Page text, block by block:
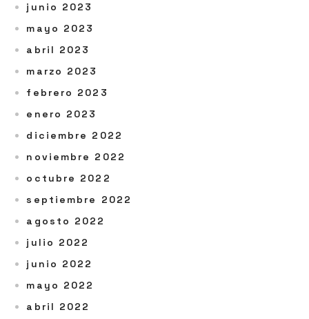
junio 2023
mayo 2023
abril 2023
marzo 2023
febrero 2023
enero 2023
diciembre 2022
noviembre 2022
octubre 2022
septiembre 2022
agosto 2022
julio 2022
junio 2022
mayo 2022
abril 2022